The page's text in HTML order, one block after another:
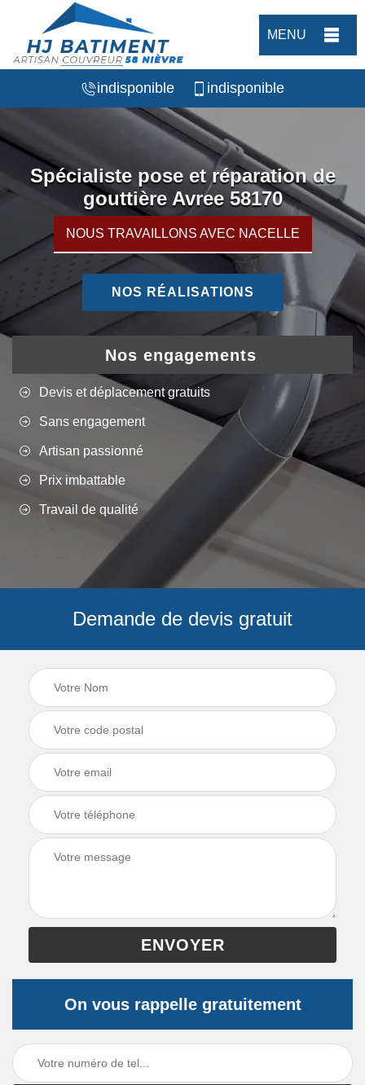
MENU
indisponible indisponible
Spécialiste pose et réparation de
gouttière Avree 58170
NOUS TRAVAILLONS AVEC NACELLE
NOS RÉALISATIONS
Nos engagements
Devis et déplacement gratuits
Sans engagement
Artisan passionné
Prix imbattable
Travail de qualité
Demande de devis gratuit
On vous rappelle gratuitement